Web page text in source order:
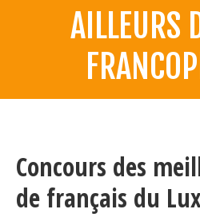
Qui sommes-nous?
Information
AILLEURS
Concours des
de français du